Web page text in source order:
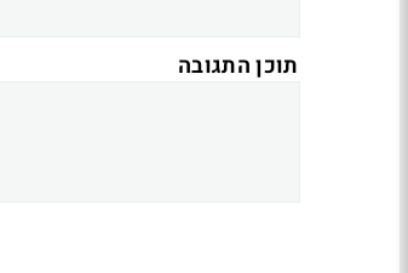
תוכן התגובה